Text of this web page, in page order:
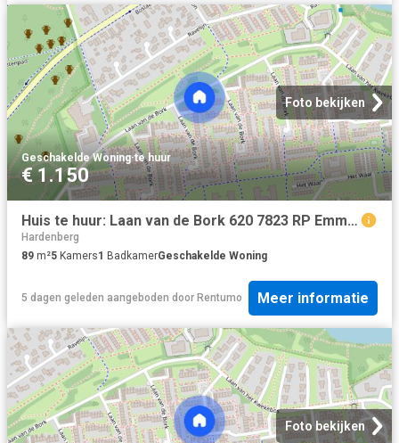
Foto bekijken
Geschakelde Woning·te huur
€ 1.150
Huis te huur: Laan van de Bork 620 7823 RP Emmen
Hardenberg
89 m²5 Kamers1 BadkamerGeschakelde Woning
5 dagen geleden aangeboden door Rentumo Meer informatie
Foto bekijken